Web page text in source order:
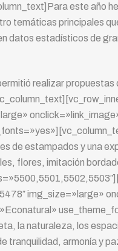
este año
temáticas principales
datos estadísticos de
realizar
de estampados y una
flores, imitación
img_size=»large»
la naturaleza, los
tranquilidad, armonía y